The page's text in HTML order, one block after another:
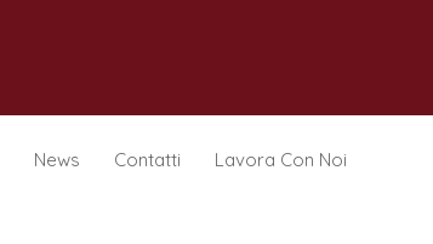
News Contatti
Lavora Con Noi